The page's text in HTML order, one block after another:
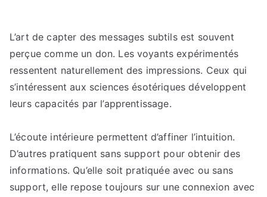
L’art de capter des messages subtils est souvent
perçue comme un don. Les voyants expérimentés
ressentent naturellement des impressions. Ceux qui
s’intéressent aux sciences ésotériques développent
leurs capacités par l’apprentissage.
L’écoute intérieure permettent d’affiner l’intuition.
D’autres pratiquent sans support pour obtenir des
informations. Qu’elle soit pratiquée avec ou sans
support, elle repose toujours sur une connexion avec